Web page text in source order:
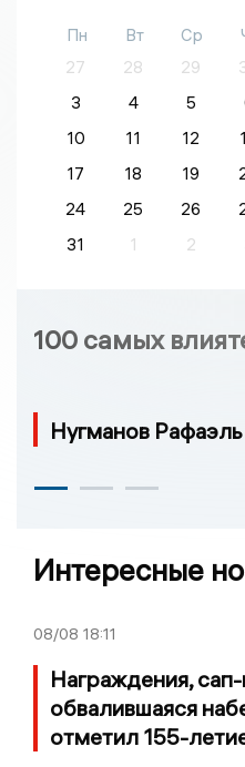
Пн Вт Ср
27
28 29
3
4 5
10
11 12
17
18 19
24
25 26
31
1 2
100 самых
Нугманов
Интересные
08/08 18:11
Награждения,
обвалившаяся
отметил 155-